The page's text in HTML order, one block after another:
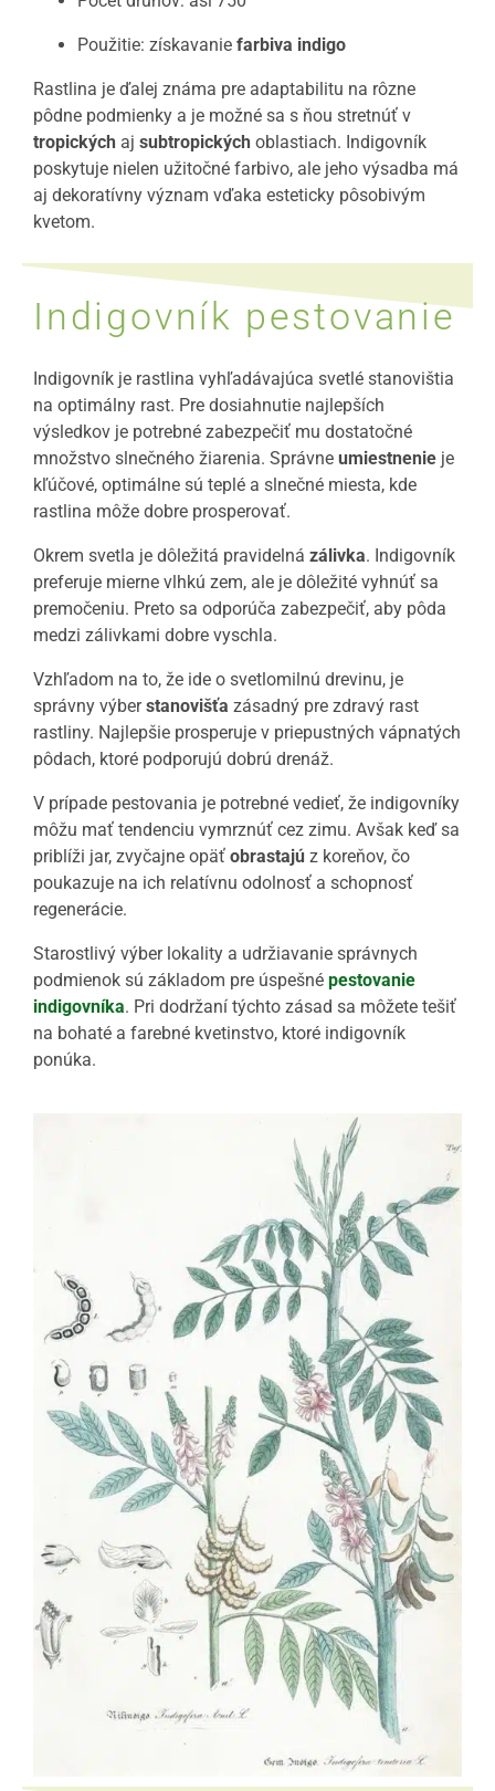
Použitie: získavanie farbiva indigo
Rastlina je ďalej známa pre adaptabilitu na rôzne
pôdne podmienky a je možné sa s ňou stretnúť v
tropických aj subtropických oblastiach. Indigovník
poskytuje nielen užitočné farbivo, ale jeho výsadba má
aj dekoratívny význam vďaka esteticky pôsobivým
kvetom.
Indigovník pestovanie
Indigovník je rastlina vyhľadávajúca svetlé stanovištia
na optimálny rast. Pre dosiahnutie najlepších
výsledkov je potrebné zabezpečiť mu dostatočné
množstvo slnečného žiarenia. Správne umiestnenie je
kľúčové, optimálne sú teplé a slnečné miesta, kde
rastlina môže dobre prosperovať.
Okrem svetla je dôležitá pravidelná zálivka. Indigovník
preferuje mierne vlhkú zem, ale je dôležité vyhnúť sa
premočeniu. Preto sa odporúča zabezpečiť, aby pôda
medzi zálivkami dobre vyschla.
Vzhľadom na to, že ide o svetlomilnú drevinu, je
správny výberstanovišťa zásadný pre zdravý rast
rastliny. Najlepšie prosperuje v priepustných vápnatých
pôdach, ktoré podporujú dobrú drenáž.
V prípade pestovania je potrebné vedieť, že indigovníky
môžu mať tendenciu vymrznúť cez zimu. Avšak keď sa
priblíži jar, zvyčajne opäť obrastajú z koreňov, čo
poukazuje na ich relatívnu odolnosť a schopnosť
regenerácie.
Starostlivý výber lokality a udržiavanie správnych
podmienok sú základom pre úspešné pestovanie
indigovníka. Pri dodržaní týchto zásad sa môžete tešiť
na bohaté a farebné kvetinstvo, ktoré indigovník
ponúka.